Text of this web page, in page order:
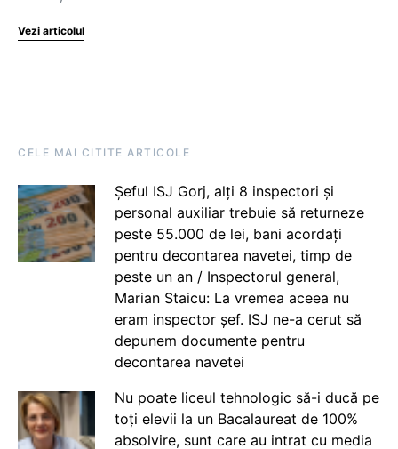
Vezi articolul
CELE MAI CITITE ARTICOLE
Șeful ISJ Gorj, alți 8 inspectori și
personal auxiliar trebuie să returneze
peste 55.000 de lei, bani acordați
pentru decontarea navetei, timp de
peste un an / Inspectorul general,
Marian Staicu: La vremea aceea nu
eram inspector șef. ISJ ne-a cerut să
depunem documente pentru
decontarea navetei
Nu poate liceul tehnologic să-i ducă pe
toți elevii la un Bacalaureat de 100%
absolvire, sunt care au intrat cu media